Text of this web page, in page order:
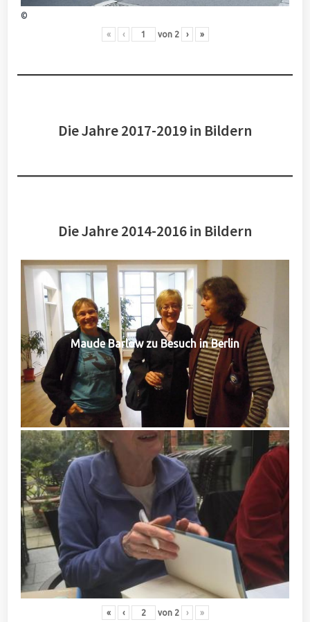
©
« ‹ von 2 › »
Die Jahre 2017-2019 in Bildern
Die Jahre 2014-2016 in Bildern
Maude Barlow zu Besuch in Berlin
« ‹ von 2 › »